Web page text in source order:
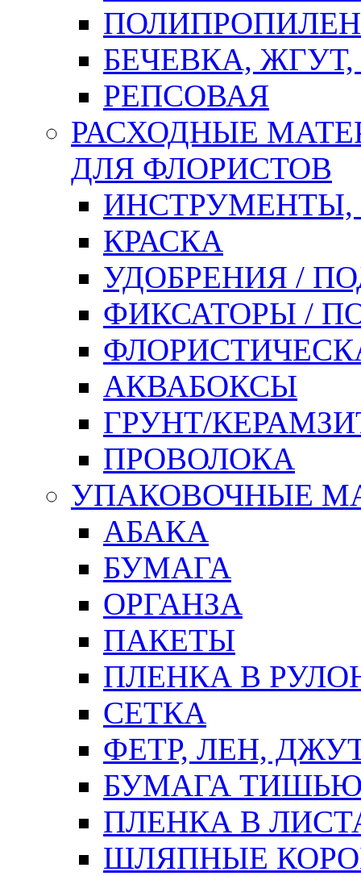
БЕЧЕВКА,
РЕПСОВАЯ
РАСХОДНЫЕ
ДЛЯ ФЛОРИСТОВ
ИНСТРУМЕНТЫ,
КРАСКА
УДОБРЕНИЯ /
ФИКСАТОРЫ /
АКВАБОКСЫ
ГРУНТ/
ПРОВОЛОКА
УПАКОВОЧНЫЕ
АБАКА
БУМАГА
ОРГАНЗА
ПАКЕТЫ
ПЛЕНКА В
СЕТКА
ФЕТР, ЛЕН,
БУМАГА
ПЛЕНКА В
ШЛЯПНЫЕ